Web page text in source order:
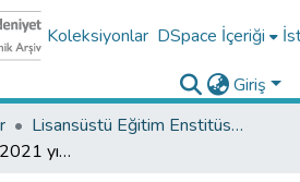
Koleksiyonlar DSpace İçeriği
Giriş
Lisansüstü Eğitim Enstitüsü Tez Koleksiyonu
Kliniğimizde 2017-2021 yıllarında total, anterior ve posterior ekzenterasyon operasyonu uygulanan hastaların retrospektif olarak değerlendirilmesi